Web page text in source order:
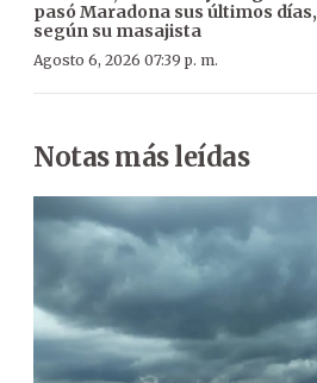
pasó Maradona sus últimos días,
según su masajista
Agosto 6, 2026 07:39 p. m.
Notas más leídas